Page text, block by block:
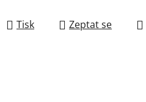
Tisk Zeptat se